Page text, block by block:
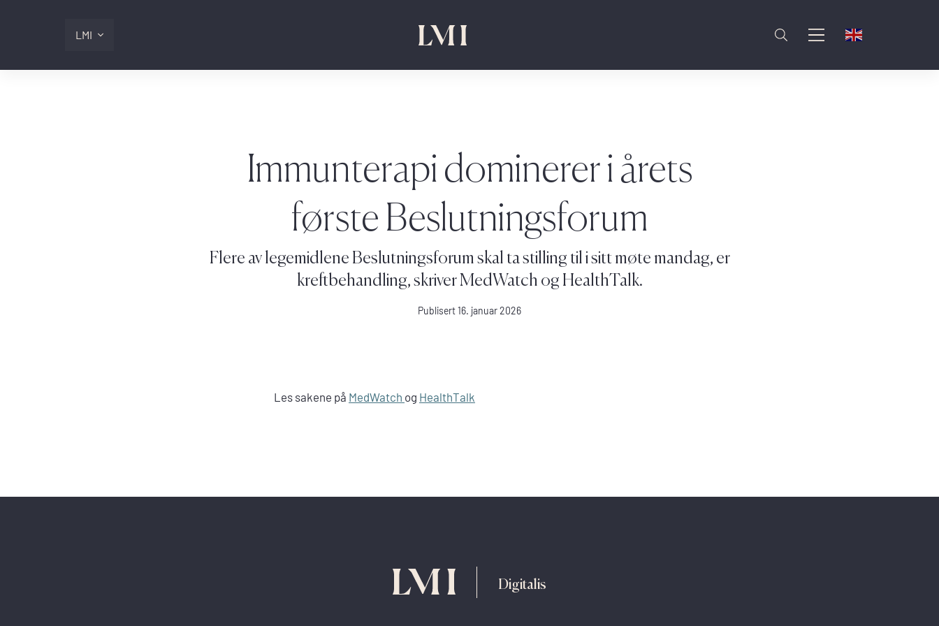
LMI
Immunterapi dominerer i årets
første Beslutningsforum
Flere av legemidlene Beslutningsforum skal ta stilling til i sitt møte mandag, er
kreftbehandling, skriver MedWatch og HealthTalk.
Publisert 16. januar 2026
Les sakene på MedWatch og HealthTalk
Digitalis